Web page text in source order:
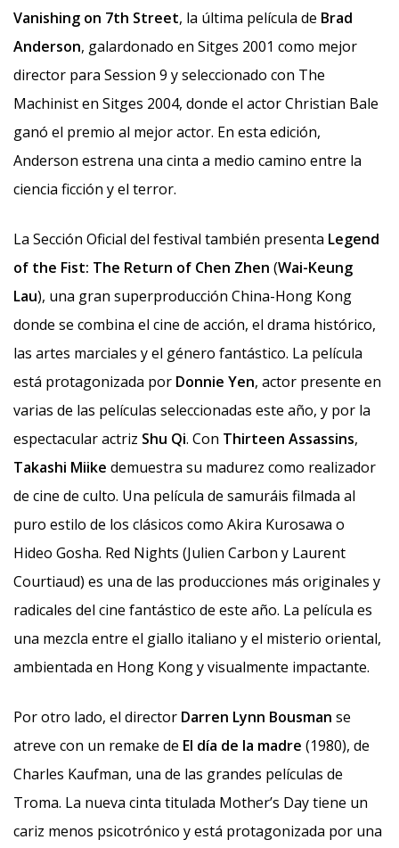
Vanishing on 7th Street, la última película de Brad
Anderson, galardonado en Sitges 2001 como mejor
director para Session 9 y seleccionado con The
Machinist en Sitges 2004, donde el actor Christian Bale
ganó el premio al mejor actor. En esta edición,
Anderson estrena una cinta a medio camino entre la
ciencia ficción y el terror.
La Sección Oficial del festival también presenta Legend
of the Fist: The Return of Chen Zhen (Wai-Keung
Lau), una gran superproducción China-Hong Kong
donde se combina el cine de acción, el drama histórico,
las artes marciales y el género fantástico. La película
está protagonizada por Donnie Yen, actor presente en
varias de las películas seleccionadas este año, y por la
espectacular actriz Shu Qi. Con Thirteen Assassins,
Takashi Miike demuestra su madurez como realizador
de cine de culto. Una película de samuráis filmada al
puro estilo de los clásicos como Akira Kurosawa o
Hideo Gosha. Red Nights (Julien Carbon y Laurent
Courtiaud) es una de las producciones más originales y
radicales del cine fantástico de este año. La película es
una mezcla entre el giallo italiano y el misterio oriental,
ambientada en Hong Kong y visualmente impactante.
Por otro lado, el director Darren Lynn Bousman se
atreve con un remake de El día de la madre (1980), de
Charles Kaufman, una de las grandes películas de
Troma. La nueva cinta titulada Mother’s Day tiene un
cariz menos psicotrónico y está protagonizada por una